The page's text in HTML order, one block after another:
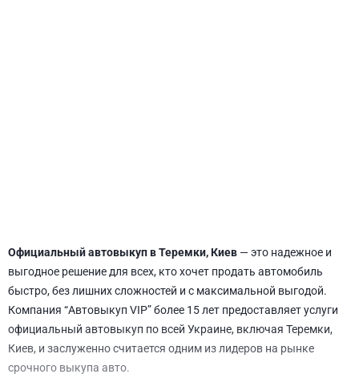
Официальный автовыкуп в Теремки, Киев — это надежное и
выгодное решение для всех, кто хочет продать автомобиль
быстро, без лишних сложностей и с максимальной выгодой.
Компания “Автовыкуп VIP” более 15 лет предоставляет услуги
официальный автовыкуп по всей Украине, включая Теремки,
Киев, и заслуженно считается одним из лидеров на рынке
срочного выкупа авто.